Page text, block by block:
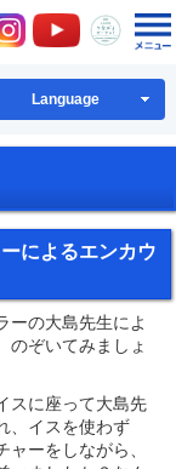
Facebook
千代町X八千代町Instagram
八千代町
八千
Language
によるエンカウ
ーの大島先生によ
のぞいてみましょ
スに座って大島先
、イスを使わず
ーをしながら、